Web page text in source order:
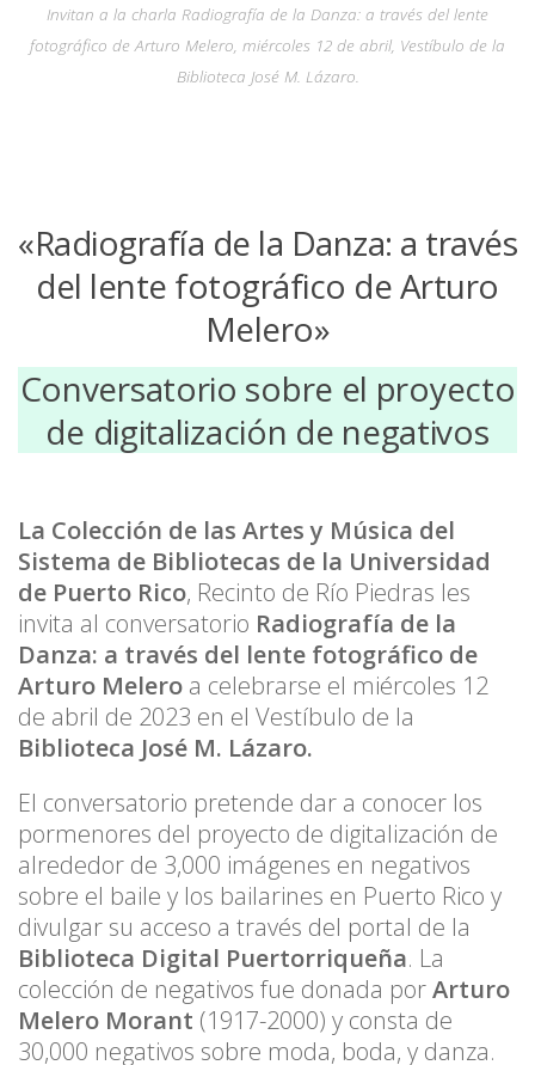
Invitan a la charla Radiografía de la Danza: a través del lente
fotográfico de Arturo Melero, miércoles 12 de abril, Vestíbulo de la
Biblioteca José M. Lázaro.
«Radiografía de la Danza: a través
del lente fotográfico de Arturo
Melero»
Conversatorio sobre el proyecto
de digitalización de negativos
La Colección de las Artes y Música del
Sistema de Bibliotecas de la Universidad
de Puerto Rico, Recinto de Río Piedras les
invita al conversatorio Radiografía de la
Danza: a través del lente fotográfico de
Arturo Melero a celebrarse el miércoles 12
de abril de 2023 en el Vestíbulo de la
Biblioteca José M. Lázaro.
El conversatorio pretende dar a conocer los
pormenores del proyecto de digitalización de
alrededor de 3,000 imágenes en negativos
sobre el baile y los bailarines en Puerto Rico y
divulgar su acceso a través del portal de la
Biblioteca Digital Puertorriqueña. La
colección de negativos fue donada porArturo
Melero Morant (1917-2000) y consta de
30,000 negativos sobre moda, boda, y danza.